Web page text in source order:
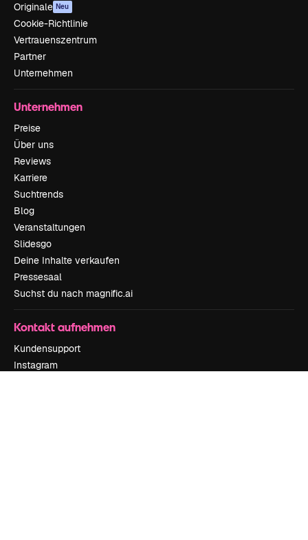
Originale Neu
Cookie-Richtlinie
Vertrauenszentrum
Partner
Unternehmen
Unternehmen
Preise
Über uns
Reviews
Karriere
Suchtrends
Blog
Veranstaltungen
Slidesgo
Deine Inhalte verkaufen
Pressesaal
Suchst du nach magnific.ai
Kontakt aufnehmen
Kundensupport
Instagram